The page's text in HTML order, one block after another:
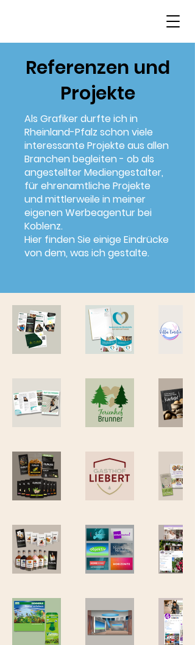
Referenzen und
Projekte
Als Grafiker durfte ich in
Rheinland-Pfalz schon viele
interessante Projekte aus allen
Branchen begleiten - ob als
angestellter Mediengestalter,
für ehrenamtliche Projekte
und mittlerweile in meiner
eigenen Werbeagentur bei
Koblenz.
Hier finden Sie einige Eindrücke
von dem, was ich gestalte.